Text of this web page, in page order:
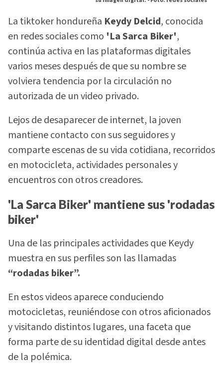
La tiktoker hondureña Keydy Delcid, conocida
en redes sociales como 'La Sarca Biker',
continúa activa en las plataformas digitales
varios meses después de que su nombre se
volviera tendencia por la circulación no
autorizada de un video privado.
Lejos de desaparecer de internet, la joven
mantiene contacto con sus seguidores y
comparte escenas de su vida cotidiana, recorridos
en motocicleta, actividades personales y
encuentros con otros creadores.
'La Sarca Biker' mantiene sus 'rodadas
biker'
Una de las principales actividades que Keydy
muestra en sus perfiles son las llamadas
“rodadas biker”.
En estos videos aparece conduciendo
motocicletas, reuniéndose con otros aficionados
y visitando distintos lugares, una faceta que
forma parte de su identidad digital desde antes
de la polémica.